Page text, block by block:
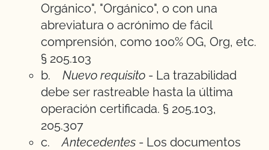
Orgánico", "Orgánico", o con una
abreviatura o acrónimo de fácil
comprensión, como 100% OG, Org, etc.
§ 205.103
b. Nuevo requisito - La trazabilidad
debe ser rastreable hasta la última
operación certificada. § 205.103,
205.307
c.Antecedentes - Los documentos